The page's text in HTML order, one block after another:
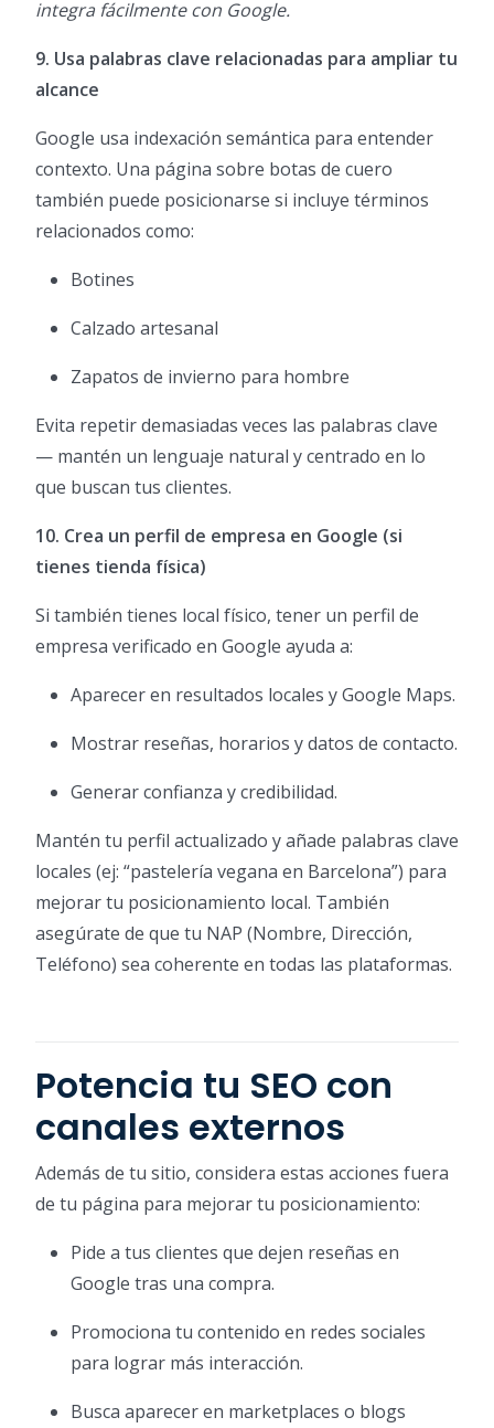
integra fácilmente con Google.
9. Usa palabras clave relacionadas para ampliar tu
alcance
Google usa indexación semántica para entender
contexto. Una página sobre botas de cuero
también puede posicionarse si incluye términos
relacionados como:
Botines
Calzado artesanal
Zapatos de invierno para hombre
Evita repetir demasiadas veces las palabras clave
— mantén un lenguaje natural y centrado en lo
que buscan tus clientes.
10. Crea un perfil de empresa en Google (si
tienes tienda física)
Si también tienes local físico, tener un perfil de
empresa verificado en Google ayuda a:
Aparecer en resultados locales y Google Maps.
Mostrar reseñas, horarios y datos de contacto.
Generar confianza y credibilidad.
Mantén tu perfil actualizado y añade palabras clave
locales (ej: “pastelería vegana en Barcelona”) para
mejorar tu posicionamiento local. También
asegúrate de que tu NAP (Nombre, Dirección,
Teléfono) sea coherente en todas las plataformas.
Potencia tu SEO con
canales externos
Además de tu sitio, considera estas acciones fuera
de tu página para mejorar tu posicionamiento:
Pide a tus clientes que dejen reseñas en
Google tras una compra.
Promociona tu contenido en redes sociales
para lograr más interacción.
Busca aparecer en marketplaces o blogs